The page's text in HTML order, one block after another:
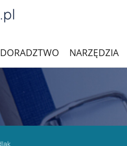
DORADZTWO NARZĘDZIA